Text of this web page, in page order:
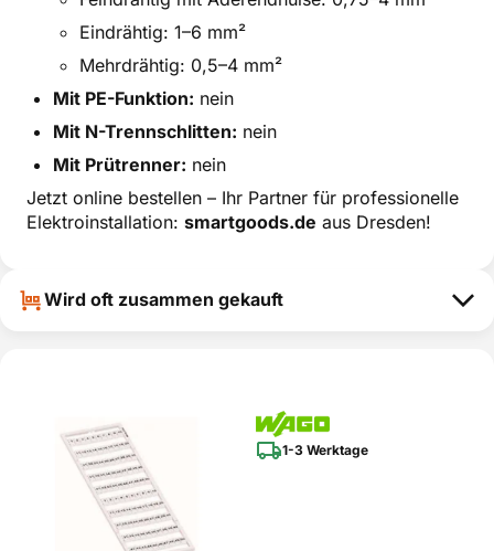
Eindrähtig: 1–6 mm²
Mehrdrähtig: 0,5–4 mm²
Mit PE-Funktion: nein
Mit N-Trennschlitten: nein
Mit Prütrenner: nein
Jetzt online bestellen – Ihr Partner für professionelle
Elektroinstallation: smartgoods.de aus Dresden!
Wird oft zusammen gekauft
1-3 Werktage